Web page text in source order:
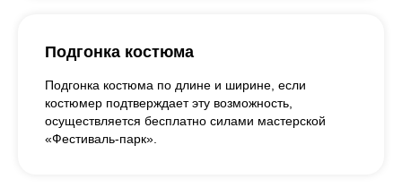
Подгонка костюма
Подгонка костюма по длине и ширине, если
костюмер подтверждает эту возможность,
осуществляется бесплатно силами мастерской
«Фестиваль-парк».